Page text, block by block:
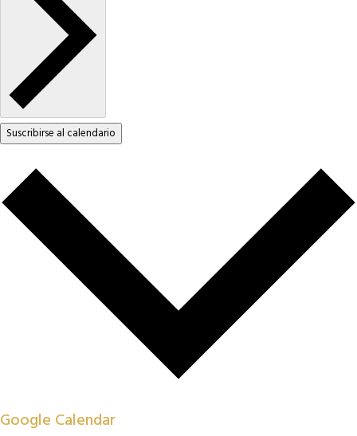
Suscribirse al calendario
Google Calendar